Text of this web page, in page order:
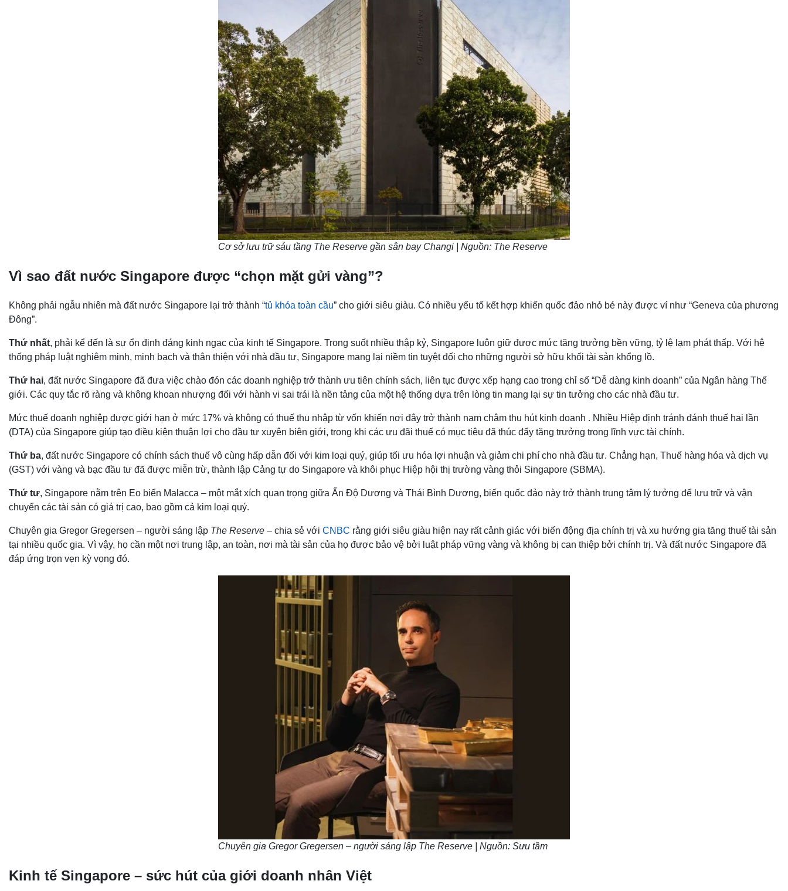
Cơ sở lưu trữ sáu tầng The Reserve gần sân bay Changi | Nguồn: The Reserve
Vì sao đất nước Singapore được “chọn mặt gửi vàng”?
Không phải ngẫu nhiên mà đất nước Singapore lại trở thành “tủ khóa toàn cầu” cho giới siêu giàu. Có nhiều yếu tố kết hợp khiến quốc đảo nhỏ bé này được ví như “Geneva của phương
Đông”.
Thứ nhất, phải kể đến là sự ổn định đáng kinh ngạc của kinh tế Singapore. Trong suốt nhiều thập kỷ, Singapore luôn giữ được mức tăng trưởng bền vững, tỷ lệ lạm phát thấp. Với hệ
thống pháp luật nghiêm minh, minh bạch và thân thiện với nhà đầu tư, Singapore mang lại niềm tin tuyệt đối cho những người sở hữu khối tài sản khổng lồ.
Thứ hai, đất nước Singapore đã đưa việc chào đón các doanh nghiệp trở thành ưu tiên chính sách, liên tục được xếp hạng cao trong chỉ số “Dễ dàng kinh doanh” của Ngân hàng Thế
giới. Các quy tắc rõ ràng và không khoan nhượng đối với hành vi sai trái là nền tảng của một hệ thống dựa trên lòng tin mang lại sự tin tưởng cho các nhà đầu tư.
Mức thuế doanh nghiệp được giới hạn ở mức 17% và không có thuế thu nhập từ vốn khiến nơi đây trở thành nam châm thu hút kinh doanh . Nhiều Hiệp định tránh đánh thuế hai lần
(DTA) của Singapore giúp tạo điều kiện thuận lợi cho đầu tư xuyên biên giới, trong khi các ưu đãi thuế có mục tiêu đã thúc đẩy tăng trưởng trong lĩnh vực tài chính.
Thứ ba, đất nước Singapore có chính sách thuế vô cùng hấp dẫn đối với kim loại quý, giúp tối ưu hóa lợi nhuận và giảm chi phí cho nhà đầu tư. Chẳng hạn, Thuế hàng hóa và dịch vụ
(GST) với vàng và bạc đầu tư đã được miễn trừ, thành lập Cảng tự do Singapore và khôi phục Hiệp hội thị trường vàng thỏi Singapore (SBMA).
Thứ tư, Singapore nằm trên Eo biển Malacca – một mắt xích quan trọng giữa Ấn Độ Dương và Thái Bình Dương, biến quốc đảo này trở thành trung tâm lý tưởng để lưu trữ và vận
chuyển các tài sản có giá trị cao, bao gồm cả kim loại quý.
Chuyên gia Gregor Gregersen – người sáng lập The Reserve – chia sẻ với CNBC rằng giới siêu giàu hiện nay rất cảnh giác với biến động địa chính trị và xu hướng gia tăng thuế tài sản
tại nhiều quốc gia. Vì vậy, họ cần một nơi trung lập, an toàn, nơi mà tài sản của họ được bảo vệ bởi luật pháp vững vàng và không bị can thiệp bởi chính trị. Và đất nước Singapore đã
đáp ứng trọn vẹn kỳ vọng đó.
Chuyên gia Gregor Gregersen – người sáng lập The Reserve | Nguồn: Sưu tầm
Kinh tế Singapore – sức hút của giới doanh nhân Việt